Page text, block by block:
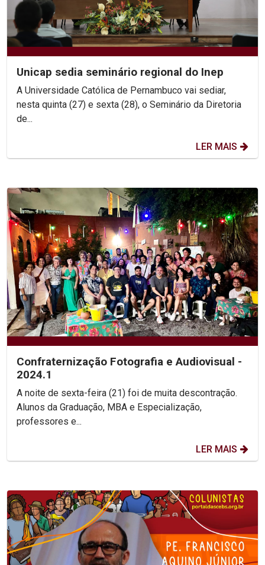
Unicap sedia seminário regional do Inep
A Universidade Católica de Pernambuco vai sediar,
nesta quinta (27) e sexta (28), o Seminário da Diretoria
de...
LER MAIS
Confraternização Fotografia e Audiovisual -
2024.1
A noite de sexta-feira (21) foi de muita descontração.
Alunos da Graduação, MBA e Especialização,
professores e...
LER MAIS